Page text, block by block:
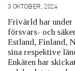
3 OKTOBER, 2024
Frivärld har
försvars- och
Estland, Finland,
sina respektive
Enkäten har